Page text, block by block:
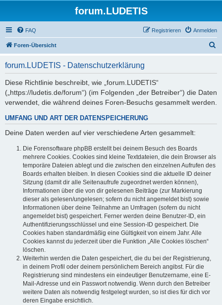
forum.LUDETIS
FAQ Anmelden
Registrieren
Foren-Übersicht
forum.LUDETIS - Datenschutzerklärung
Diese Richtlinie beschreibt, wie „forum.LUDETIS“
(„https://ludetis.de/forum“) (im Folgenden „der Betreiber“) die Daten
verwendet, die während deines Foren-Besuchs gesammelt werden.
UMFANG UND ART DER DATENSPEICHERUNG
Deine Daten werden auf vier verschiedene Arten gesammelt:
Die Forensoftware phpBB erstellt bei deinem Besuch des Boards
mehrere Cookies. Cookies sind kleine Textdateien, die dein Browser als
temporäre Dateien ablegt und die zwischen den einzelnen Aufrufen des
Boards erhalten bleiben. In diesen Cookies sind die aktuelle ID deiner
Sitzung (damit dir alle Seitenaufrufe zugeordnet werden können),
Informationen über die von dir gelesenen Beiträge (zur Markierung
dieser als gelesen/ungelesen; sofern du nicht angemeldet bist) sowie
Informationen über deine Teilnahme an Umfragen (sofern du nicht
angemeldet bist) gespeichert. Ferner werden deine Benutzer-ID, ein
Authentifizierungsschlüssel und eine Session-ID gespeichert. Die
Cookies haben standardmäßig eine Gültigkeit von einem Jahr. Alle
Cookies kannst du jederzeit über die Funktion „Alle Cookies löschen“
löschen.
Weiterhin werden die Daten gespeichert, die du bei der Registrierung,
in deinem Profil oder deinem persönlichem Bereich angibst. Für die
Registrierung sind mindestens ein eindeutiger Benutzername, eine E-
Mail-Adresse und ein Passwort notwendig. Wenn durch den Betreiber
weitere Daten als notwendig festgelegt wurden, so ist dies für dich vor
deren Eingabe ersichtlich.